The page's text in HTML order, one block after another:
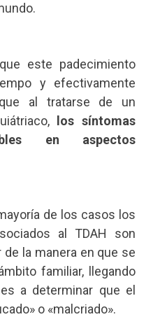
este padecimiento
y efectivamente
al tratarse de un
los síntomas
en aspectos
de los casos los
al TDAH son
la manera en que se
familiar, llegando
a determinar que el
o «malcriado».